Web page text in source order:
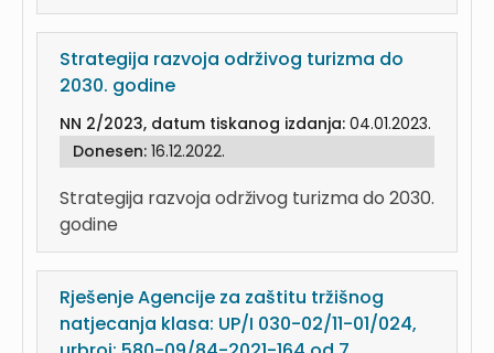
Strategija razvoja održivog turizma do
2030. godine
NN 2/2023, datum tiskanog izdanja: 04.01.2023.
Donesen: 16.12.2022.
Strategija razvoja održivog turizma do 2030.
godine
Rješenje Agencije za zaštitu tržišnog
natjecanja klasa: UP/I 030-02/11-01/024,